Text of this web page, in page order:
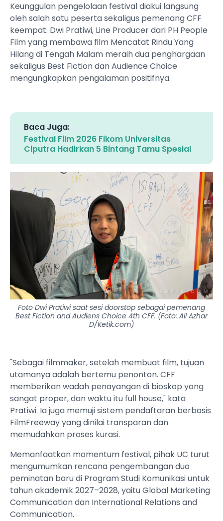
Keunggulan pengelolaan festival diakui langsung
oleh salah satu peserta sekaligus pemenang CFF
keempat. Dwi Pratiwi, Line Producer dari PH People
Film yang membawa film Mencatat Rindu Yang
Hilang di Tengah Malam meraih dua penghargaan
sekaligus Best Fiction dan Audience Choice
mengungkapkan pengalaman positifnya.
Baca Juga:
Festival Film 2026 Fikom Universitas
Ciputra Hadirkan 5 Bintang Tamu Spesial
Foto Dwi Pratiwi saat sesi doorstop sebagai pemenang
Best Fiction and Audiens Choice 4th CFF. (Foto: Ali Azhar
D/Ketik.com)
"Sebagai filmmaker, setelah membuat film, tujuan
utamanya adalah bertemu penonton. CFF
memberikan wadah penayangan di bioskop yang
sangat proper, dan waktu itu full house," kata
Pratiwi. Ia juga memuji sistem pendaftaran berbasis
FilmFreeway yang dinilai transparan dan
memudahkan proses kurasi.
Memanfaatkan momentum festival, pihak UC turut
mengumumkan rencana pengembangan dua
peminatan baru di Program Studi Komunikasi untuk
tahun akademik 2027–2028, yaitu Global Marketing
Communication dan International Relations and
Communication.